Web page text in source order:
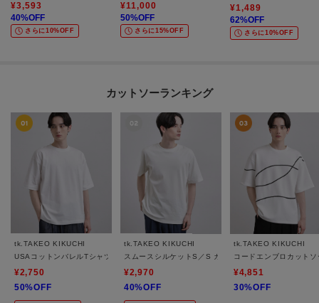
¥3,593
40%OFF
さらに10%OFF
¥11,000
50%OFF
さらに15%OFF
¥1,489
62%OFF
さらに10%OFF
カットソーランキング
tk.TAKEO KIKUCHI
USAコットンバレルTシャツ
¥2,750
50%OFF
tk.TAKEO KIKUCHI
スムースシルケットS／S カットソー
¥2,970
40%OFF
tk.TAKEO KIKUCHI
コードエンブロカットソ
¥4,851
30%OFF